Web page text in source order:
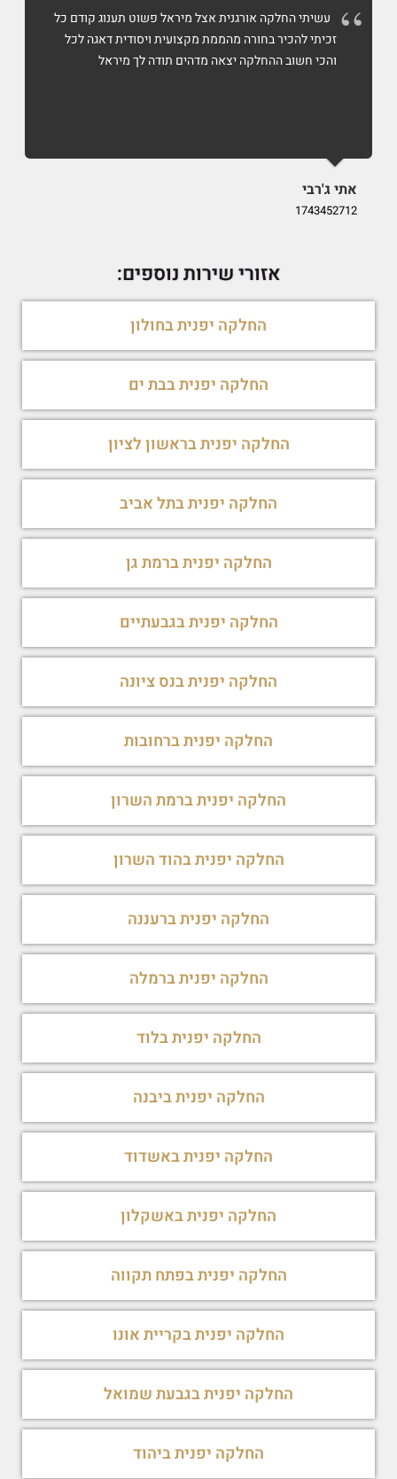
עשיתי החלקה אורגנית אצל מיראל פשוט תענוג קודם כל
זכיתי להכיר בחורה מהממת מקצועית ויסודית דאגה לכל
והכי חשוב ההחלקה יצאה מדהים תודה לך מיראל
אתי ג'רבי
1743452712
אזורי שירות נוספים:
החלקה יפנית בחולון
החלקה יפנית בבת ים
החלקה יפנית בראשון לציון
החלקה יפנית בתל אביב
החלקה יפנית ברמת גן
החלקה יפנית בגבעתיים
החלקה יפנית בנס ציונה
החלקה יפנית ברחובות
החלקה יפנית ברמת השרון
החלקה יפנית בהוד השרון
החלקה יפנית ברעננה
החלקה יפנית ברמלה
החלקה יפנית בלוד
החלקה יפנית ביבנה
החלקה יפנית באשדוד
החלקה יפנית באשקלון
החלקה יפנית בפתח תקווה
החלקה יפנית בקריית אונו
החלקה יפנית בגבעת שמואל
החלקה יפנית ביהוד